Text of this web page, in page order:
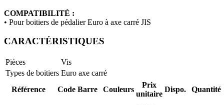
COMPATIBILITÉ :
• Pour boitiers de pédalier Euro à axe carré JIS
CARACTÉRISTIQUES
Pièces
Vis
Types de boitiers Euro axe carré
Référence
Code Barre Couleurs
Prix
unitaire
Dispo. Quantité